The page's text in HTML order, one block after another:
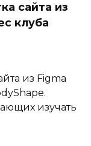
сайта из
клуба
из Figma
изучать